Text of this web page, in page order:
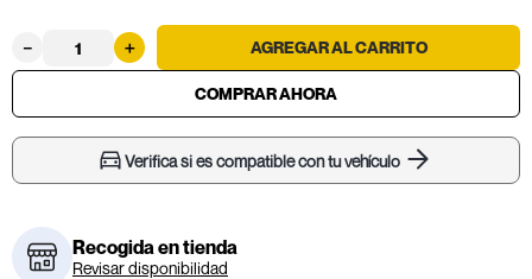
＋
－
Verifica si es compatible con tu vehículo
Recogida en tienda
Revisar disponibilidad